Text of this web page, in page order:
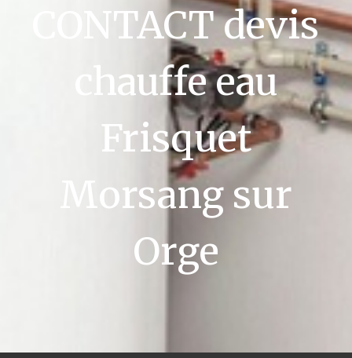
CONTACT devis
chauffe eau
Frisquet
Morsang sur
Orge